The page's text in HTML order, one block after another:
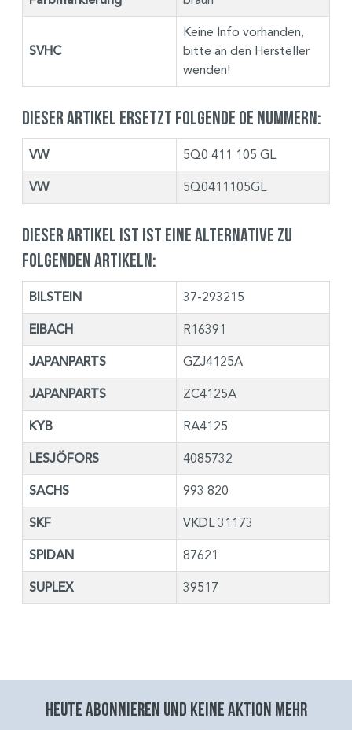
SVHC
Keine Info vorhanden,
bitte an den Hersteller
wenden!
Dieser Artikel ersetzt folgende OE Nummern:
VW 5Q0 411 105 GL
VW 5Q0411105GL
Dieser Artikel ist ist eine Alternative zu
folgenden Artikeln:
BILSTEIN 37-293215
EIBACH R16391
JAPANPARTS GZJ4125A
JAPANPARTS ZC4125A
KYB RA4125
LESJÖFORS 4085732
SACHS 993 820
SKF VKDL 31173
SPIDAN 87621
SUPLEX 39517
Heute abonnieren und keine aktion mehr